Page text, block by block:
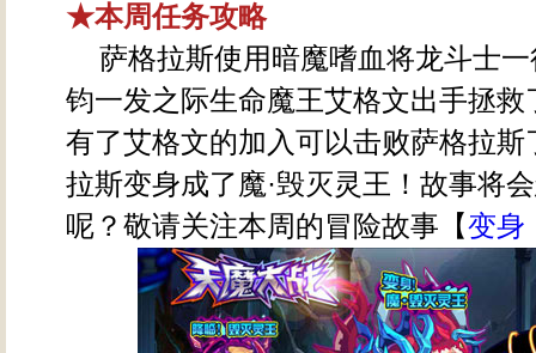
★本周任务攻略
萨格拉斯使用暗魔嗜血将龙斗士一
钧一发之际生命魔王艾格文出手拯救
有了艾格文的加入可以击败萨格拉斯
拉斯变身成了魔·毁灭灵王！故事将
呢？敬请关注本周的冒险故事【变身